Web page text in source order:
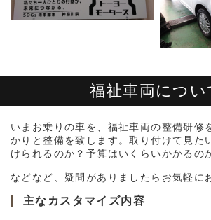
福祉車両につい
いまお乗りの車を、福祉車両の整備研修
かりと整備を致します。取り付けて見た
けられるのか？予算はいくらいかかるの
などなど、疑問がありましたらお気軽に
主なカスタマイズ内容